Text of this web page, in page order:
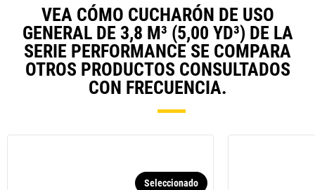
VEA CÓMO CUCHARÓN DE USO
GENERAL DE 3,8 M³ (5,00 YD³) DE LA
SERIE PERFORMANCE SE COMPARA
OTROS PRODUCTOS CONSULTADOS
CON FRECUENCIA.
Seleccionado